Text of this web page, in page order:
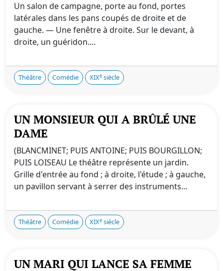
Un salon de campagne, porte au fond, portes
latérales dans les pans coupés de droite et de
gauche. — Une fenêtre à droite. Sur le devant, à
droite, un guéridon....
Théâtre Comédie XIXe siècle
UN MONSIEUR QUI A BRÛLÉ UNE
DAME
(BLANCMINET; PUIS ANTOINE; PUIS BOURGILLON;
PUIS LOISEAU Le théâtre représente un jardin.
Grille d'entrée au fond ; à droite, l'étude ; à gauche,
un pavillon servant à serrer des instruments...
Théâtre Comédie XIXe siècle
UN MARI QUI LANCE SA FEMME